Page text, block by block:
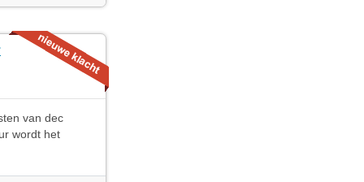
van dec
wordt het